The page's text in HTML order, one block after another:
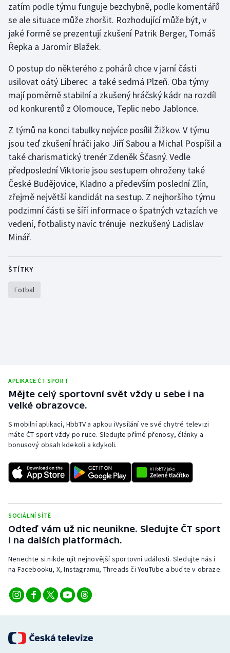
Moderní pětiboj
Motorsport
Olympijské hry
Parasport
Plavání
Plážový volejbal
Ragby
Rychlobruslení
Rychlostní kanoistika
Short track
Stolní tenis
Volejbal
Ostatní
zatím podle týmu funguje bezchybně, podle komentářů
se ale situace může zhoršit. Rozhodující může být, v
jaké formě se prezentují zkušení Patrik Berger, Tomáš
Řepka a Jaromír Blažek.
O postup do některého z pohárů chce v jarní části
usilovat oátý Liberec a také sedmá Plzeň. Oba týmy
mají poměrně stabilní a zkušený hráčský kádr na rozdíl
od konkurentů z Olomouce, Teplic nebo Jablonce.
Z týmů na konci tabulky nejvíce posílil Žižkov. V týmu
jsou teď zkušení hráči jako Jiří Sabou a Michal Pospíšil a
také charismatický trenér Zdeněk Ščasný. Vedle
předposlední Viktorie jsou sestupem ohroženy také
České Budějovice, Kladno a především poslední Zlín,
zřejmě největší kandidát na sestup. Z nejhoršího týmu
podzimní části se šíří informace o špatných vztazích ve
vedení, fotbalisty navíc trénuje nezkušený Ladislav
Minář.
ŠTÍTKY
Fotbal
APLIKACE ČT SPORT
Mějte celý sportovní svět vždy u sebe i na
velké obrazovce.
S mobilní aplikací, HbbTV a apkou iVysílání ve své chytré televizi
máte ČT sport vždy po ruce. Sledujte přímé přenosy, články a
bonusový obsah kdekoli a kdykoli.
SOCIÁLNÍ SÍTĚ
Odteď vám už nic neunikne. Sledujte ČT sport
i na dalších platformách.
Nenechte si nikde ujít nejnovější sportovní události. Sledujte nás i
na Facebooku, X, Instagramu, Threads či YouTube a buďte v obraze.